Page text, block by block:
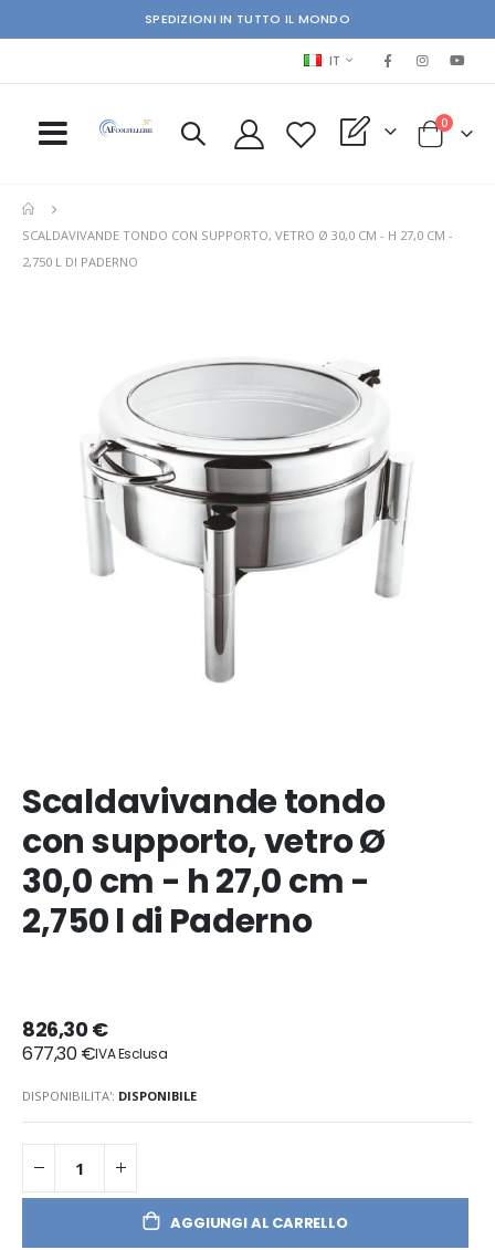
SPEDIZIONI IN TUTTO IL MONDO
LINGUA
IT
My Quote Cart
0elementi
SCALDAVIVANDE TONDO CON SUPPORTO, VETRO Ø 30,0 CM - H 27,0 CM -
2,750 L DI PADERNO
Scaldavivande tondo
con supporto, vetro Ø
30,0 cm - h 27,0 cm -
2,750 l di Paderno
826,30 €
677,30 €
DISPONIBILITA': DISPONIBILE
AGGIUNGI AL CARRELLO